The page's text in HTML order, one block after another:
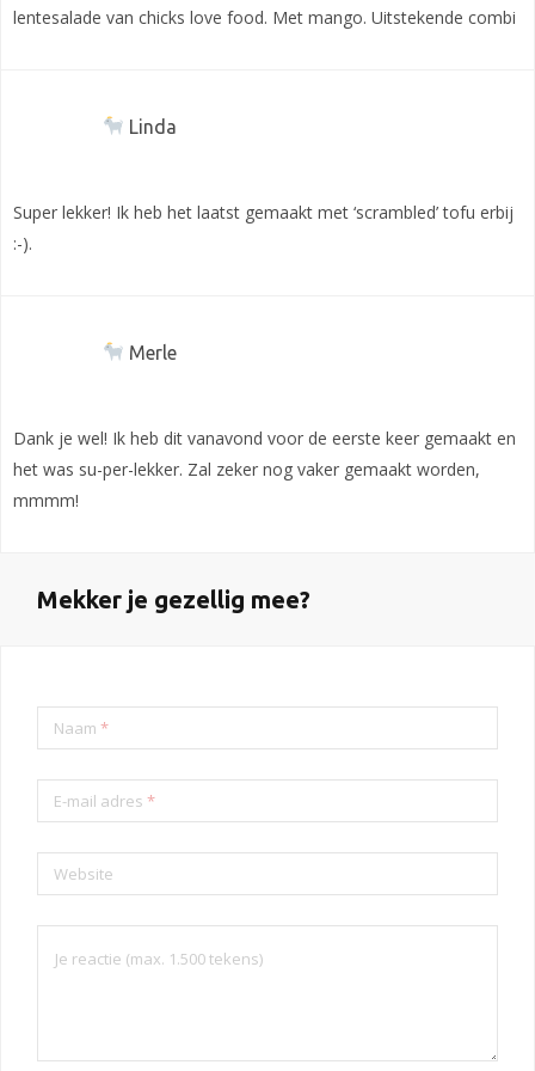
lentesalade van chicks love food. Met mango. Uitstekende combi
Linda
Super lekker! Ik heb het laatst gemaakt met ‘scrambled’ tofu erbij
:-).
Merle
Dank je wel! Ik heb dit vanavond voor de eerste keer gemaakt en
het was su-per-lekker. Zal zeker nog vaker gemaakt worden,
mmmm!
Mekker je gezellig mee?
Naam *
E-mail adres *
Website